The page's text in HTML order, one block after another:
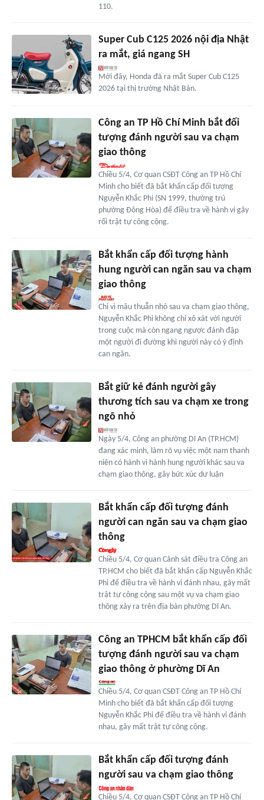
110.
Super Cub C125 2026 nội địa Nhật
ra mắt, giá ngang SH
Mới đây, Honda đã ra mắt Super Cub C125
2026 tại thị trường Nhật Bản.
Công an TP Hồ Chí Minh bắt đối
tượng đánh người sau va chạm
giao thông
Chiều 5/4, Cơ quan CSĐT Công an TP Hồ Chí
Minh cho biết đã bắt khẩn cấp đối tượng
Nguyễn Khắc Phi (SN 1999, thường trú
phường Đông Hòa) để điều tra về hành vi gây
rối trật tự công cộng.
Bắt khẩn cấp đối tượng hành
hung người can ngăn sau va chạm
giao thông
Chỉ vì mâu thuẫn nhỏ sau va chạm giao thông,
Nguyễn Khắc Phi không chỉ xô xát với người
trong cuộc mà còn ngang ngược đánh đập
một người đi đường khi người này có ý định
can ngăn.
Bắt giữ kẻ đánh người gây
thương tích sau va chạm xe trong
ngõ nhỏ
Ngày 5/4, Công an phường Dĩ An (TP.HCM)
đang xác minh, làm rõ vụ việc một nam thanh
niên có hành vi hành hung người khác sau va
chạm giao thông, gây bức xúc dư luận
Bắt khẩn cấp đối tượng đánh
người can ngăn sau va chạm giao
thông
Chiều 5/4, Cơ quan Cảnh sát điều tra Công an
TP.HCM cho biết đã bắt khẩn cấp Nguyễn Khắc
Phi để điều tra về hành vi đánh nhau, gây mất
trật tự công cộng sau một vụ va chạm giao
thông xảy ra trên địa bàn phường Dĩ An.
Công an TPHCM bắt khẩn cấp đối
tượng đánh người sau va chạm
giao thông ở phường Dĩ An
Chiều 5/4, Cơ quan CSĐT Công an TP Hồ Chí
Minh cho biết đã bắt khẩn cấp đối tượng
Nguyễn Khắc Phi để điều tra về hành vi đánh
nhau, gây mất trật tự công cộng.
Bắt khẩn cấp đối tượng đánh
người sau va chạm giao thông
Chiều 5/4, Cơ quan CSĐT Công an TP Hồ Chí